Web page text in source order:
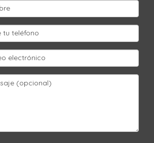
contar con un agente
puede facilitar mucho el
información valiosa sobre el
saber si estoy pagando un
una propiedad?
compra justa.